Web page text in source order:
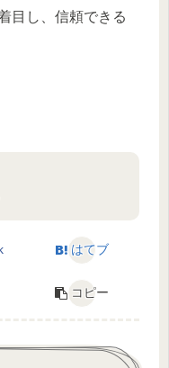
目し、信頼できる
はてブ
コピー